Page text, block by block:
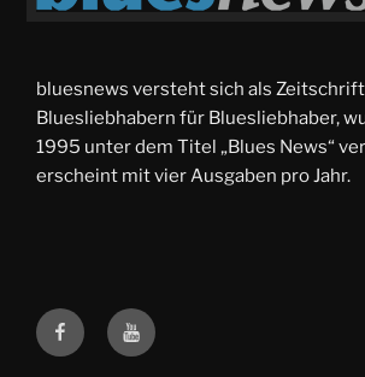
bluesnews versteht sich als
Bluesliebhabern für Bluesliebhaber,
1995 unter dem Titel „Blues News“
erscheint mit vier Ausgaben pro Jahr.
facebookYoutube-
Videos